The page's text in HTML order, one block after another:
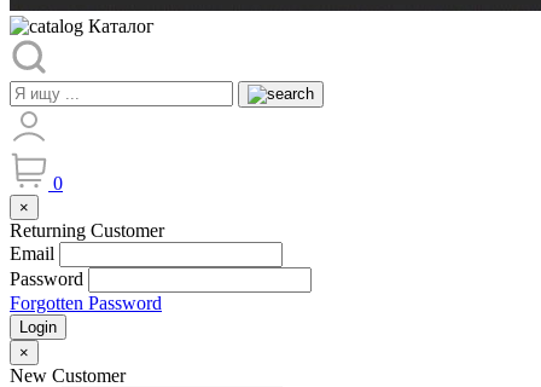
Каталог
0
×
Returning Customer
Email
Password
Forgotten Password
Login
×
New Customer